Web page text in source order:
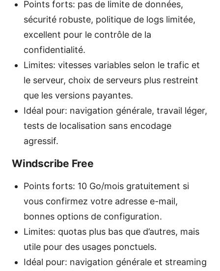
Points forts: pas de limite de données,
sécurité robuste, politique de logs limitée,
excellent pour le contrôle de la
confidentialité.
Limites: vitesses variables selon le trafic et
le serveur, choix de serveurs plus restreint
que les versions payantes.
Idéal pour: navigation générale, travail léger,
tests de localisation sans encodage
agressif.
Windscribe Free
Points forts: 10 Go/mois gratuitement si
vous confirmez votre adresse e-mail,
bonnes options de configuration.
Limites: quotas plus bas que d’autres, mais
utile pour des usages ponctuels.
Idéal pour: navigation générale et streaming